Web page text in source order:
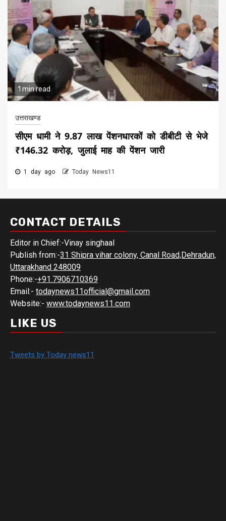
1 min read
उत्तराखण्ड
सीएम धामी ने 9.87 लाख पेंशनधारकों को डीबीटी से भेजे
₹146.32 करोड़, जुलाई माह की पेंशन जारी
1 day ago Today News11
CONTACT DETAILS
Editor in Chief:-Vinay singhaal
Publish from:-31 Shipra vihar colony, Canal Road,Dehradun,
Uttarakhand 248009
Phone:-+91.7906710369
Email:- todaynews11official@gmail.com
Website:- www.todaynews11.com
LIKE US
Tweets by Today news11